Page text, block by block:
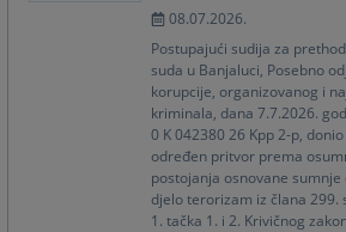
08.07.2026.
Postupajući sudija za
suda u Banjaluci, Posebno
korupcije, organizovanog i
kriminala, dana 7.7.2026.
0 K 042380 26 Kpp 2-p,
određen pritvor prema
postojanja osnovane
djelo terorizam iz člana 299.
1. tačka 1. i 2. Krivičnog